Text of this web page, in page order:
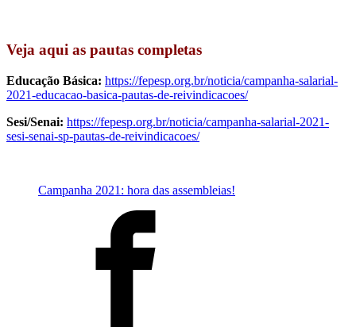
Veja aqui as pautas completas
Educação Básica: https://fepesp.org.br/noticia/campanha-salarial-
2021-educacao-basica-pautas-de-reivindicacoes/
Sesi/Senai: https://fepesp.org.br/noticia/campanha-salarial-2021-
sesi-senai-sp-pautas-de-reivindicacoes/
Campanha 2021: hora das assembleias!